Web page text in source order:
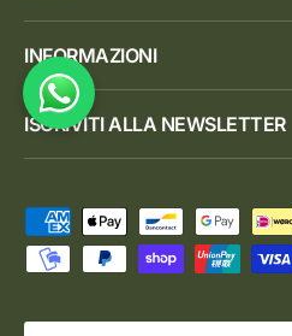
INFORMAZIONI
ISCRIVITI ALLA NEWSLETTER
Metodi di pagamento accettati